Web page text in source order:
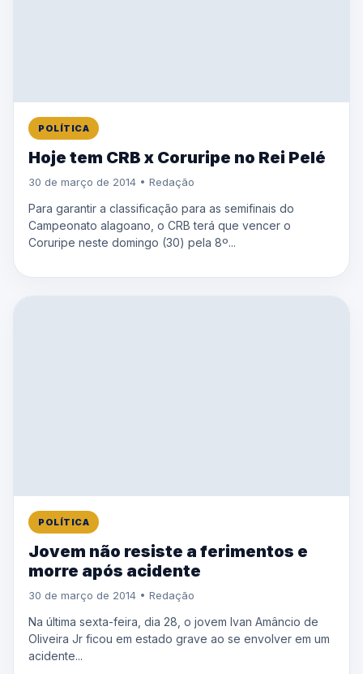
POLÍTICA
Hoje tem CRB x Coruripe no Rei Pelé
30 de março de 2014 • Redação
Para garantir a classificação para as semifinais do
Campeonato alagoano, o CRB terá que vencer o
Coruripe neste domingo (30) pela 8º...
POLÍTICA
Jovem não resiste a ferimentos e
morre após acidente
30 de março de 2014 • Redação
Na última sexta-feira, dia 28, o jovem Ivan Amâncio de
Oliveira Jr ficou em estado grave ao se envolver em um
acidente...